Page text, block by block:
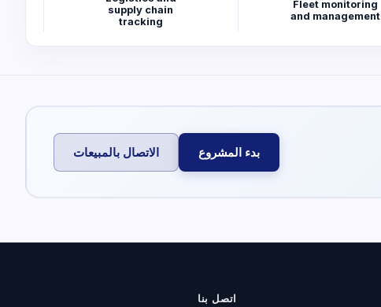
Fleet monitoring
and management
supply chain
tracking
بدء المشروع الاتصال بالمبيعات
اتصل بنا